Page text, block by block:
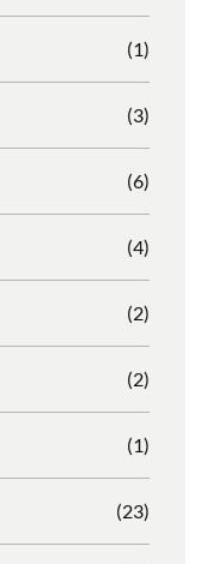
(1)
(3)
(6)
(4)
(2)
(2)
(1)
(23)